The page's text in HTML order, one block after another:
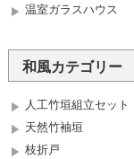
温室ガラスハウス
和風カテゴリー
人工竹垣組立セット
天然竹袖垣
枝折戸